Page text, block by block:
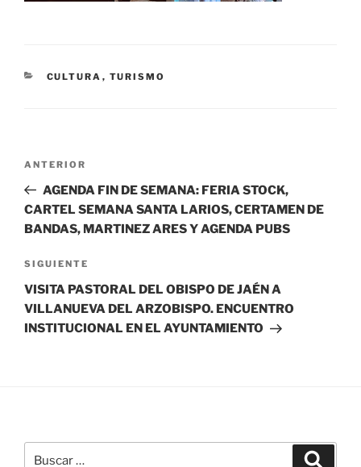
CATEGORÍAS
CULTURA , TURISMO
entradas
Entrada
anterior:
ANTERIOR
AGENDA FIN DE SEMANA: FERIA STOCK,
CARTEL SEMANA SANTA LARIOS, CERTAMEN DE
BANDAS, MARTINEZ ARES Y AGENDA PUBS
Siguiente
entrada
SIGUIENTE
VISITA PASTORAL DEL OBISPO DE JAÉN A
VILLANUEVA DEL ARZOBISPO. ENCUENTRO
INSTITUCIONAL EN EL AYUNTAMIENTO